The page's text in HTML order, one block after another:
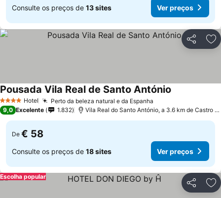
Consulte os preços de 13 sites Ver preços
Partilhar
4 EstrelasHotel Perto da beleza natural e da Espanha
Pousada Vila Real de Santo António
9,0 Excelente 1.832 Vila Real do Santo António, a 3.6 km de Castro
De € 58
Consulte os preços de 18 sites Ver preços
Partilhar
Escolha popular